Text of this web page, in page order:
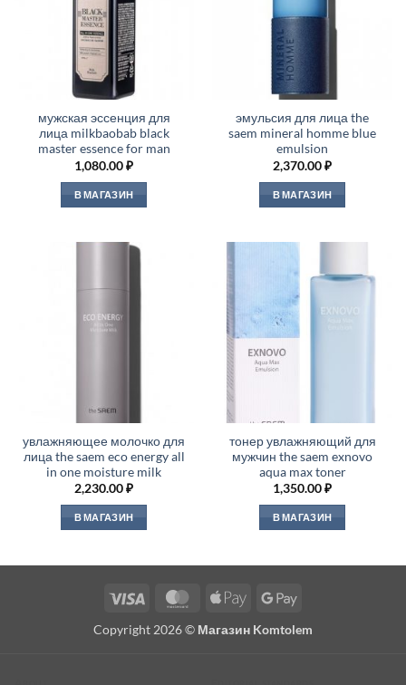
мужская эссенция для
лица milkbaobab black
master essence for man
1,080.00₽
В МАГАЗИН
эмульсия для лица the
saem mineral homme blue
emulsion
2,370.00₽
В МАГАЗИН
увлажняющее молочко для
лица the saem eco energy all
in one moisture milk
2,230.00₽
В МАГАЗИН
тонер увлажняющий для
мужчин the saem exnovo
aqua max toner
1,350.00₽
В МАГАЗИН
Visa MasterCardApple
Google
Copyright 2026 © Магазин Komtolem